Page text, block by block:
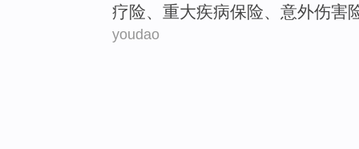
疗险、重大疾病保险、 意外伤害
youdao